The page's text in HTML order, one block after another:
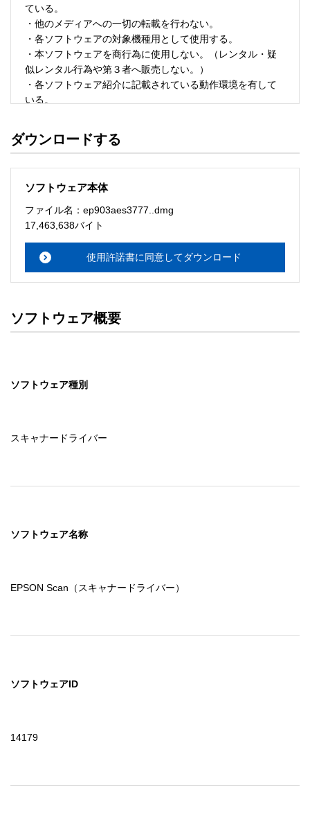
ている。
・他のメディアへの一切の転載を行わない。
・各ソフトウェアの対象機種用として使用する。
・本ソフトウェアを商行為に使用しない。（レンタル・疑
似レンタル行為や第３者へ販売しない。）
・各ソフトウェア紹介に記載されている動作環境を有して
いる。
・ソフトウェアを改変、またはリバースエンジニアリング
ソフトウェアのサポート
・本サーバでは、ユーザーサポートは行いません。搭載ソ
メーションセンターまでお願い
ルをお読み下さい。
ソフトウェアの保証範囲
・ソフトウェアのダウンロード・導入はお客様の責任にお
セイコーエプソン株式会社に帰属します。
ダウンロードする
ソフトウェア本体
ファイル名：ep903aes3777..dmg
17,463,638バイト
使用許諾書に同意してダウンロード
ソフトウェア概要
ソフトウェア種別
スキャナードライバー
ソフトウェア名称
EPSON Scan（スキャナードライバー）
ソフトウェアID
14179